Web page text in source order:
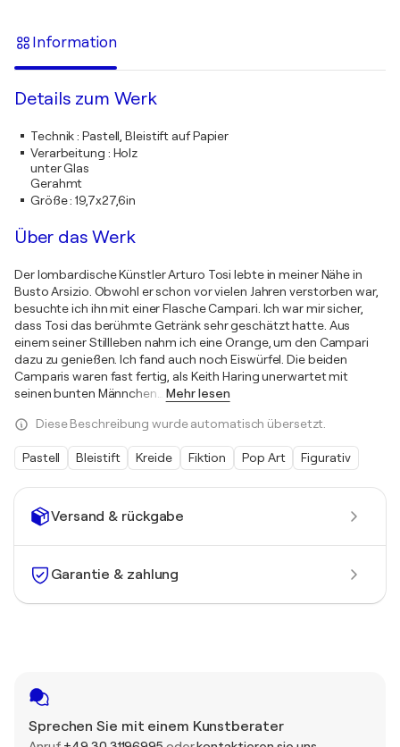
Versand & rückgabe
Garantie & zahlung
Sprechen Sie mit einem Kunstberater
Information
Details zum Werk
Technik:Pastell, Bleistift auf Papier
Verarbeitung : Holz
unter Glas
Gerahmt
Größe:19,7x27,6in
Über das Werk
Der lombardische Künstler Arturo Tosi lebte in meiner Nähe in
Busto Arsizio. Obwohl er schon vor vielen Jahren verstorben war,
besuchte ich ihn mit einer Flasche Campari. Ich war mir sicher,
dass Tosi das berühmte Getränk sehr geschätzt hatte. Aus
einem seiner Stillleben nahm ich eine Orange, um den Campari
dazu zu genießen. Ich fand auch noch Eiswürfel. Die beiden
Camparis waren fast fertig, als Keith Haring unerwartet mit
seinen bunten Männchen
Mehr lesen
Diese Beschreibung wurde automatisch übersetzt.
Pastell Bleistift Kreide Fiktion Pop Art Figurativ